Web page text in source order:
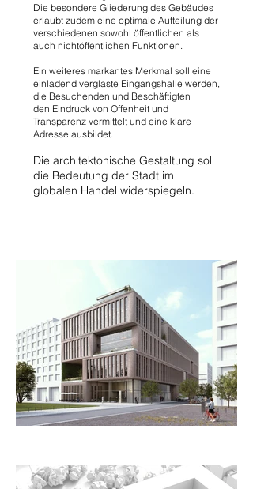
Die besondere Gliederung des Gebäudes
erlaubt zudem eine optimale Aufteilung der
verschiedenen sowohl öffentlichen als
auch nichtöffentlichen Funktionen.
Ein weiteres markantes Merkmal soll eine
einladend verglaste Eingangshalle werden,
die Besuchenden und Beschäftigten
den Eindruck von Offenheit und
Transparenz vermittelt und eine klare
Adresse ausbildet.
Die architektonische Gestaltung soll
die Bedeutung der Stadt im
globalen Handel widerspiegeln.